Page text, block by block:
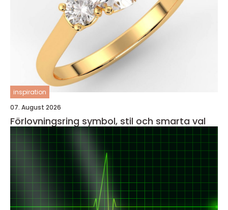
inspiration
07. August 2026
Förlovningsring symbol, stil och smarta val